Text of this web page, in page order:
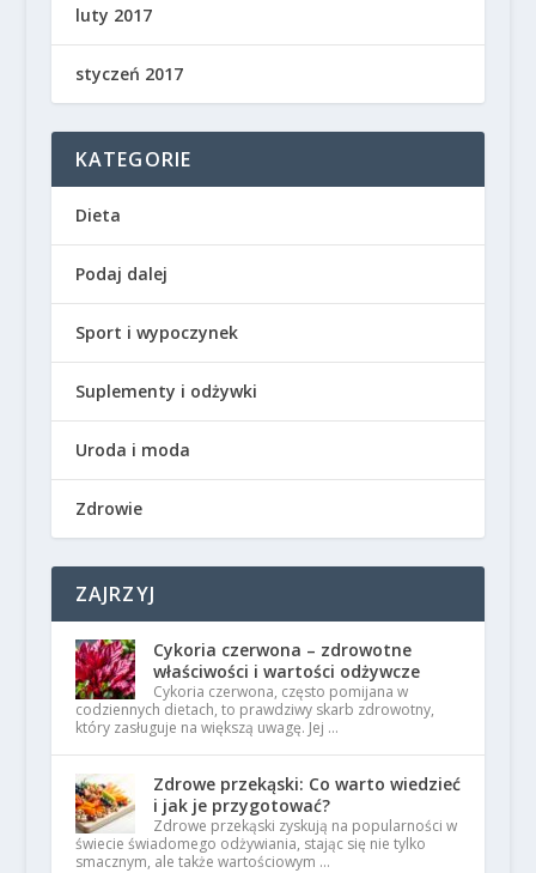
luty 2017
styczeń 2017
KATEGORIE
Dieta
Podaj dalej
Sport i wypoczynek
Suplementy i odżywki
Uroda i moda
Zdrowie
ZAJRZYJ
Cykoria czerwona – zdrowotne
właściwości i wartości odżywcze
Cykoria czerwona, często pomijana w
codziennych dietach, to prawdziwy skarb zdrowotny,
który zasługuje na większą uwagę. Jej …
Zdrowe przekąski: Co warto wiedzieć
i jak je przygotować?
Zdrowe przekąski zyskują na popularności w
świecie świadomego odżywiania, stając się nie tylko
smacznym, ale także wartościowym …